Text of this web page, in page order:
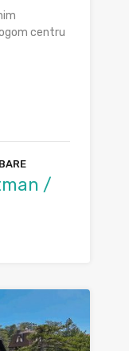
centru
/